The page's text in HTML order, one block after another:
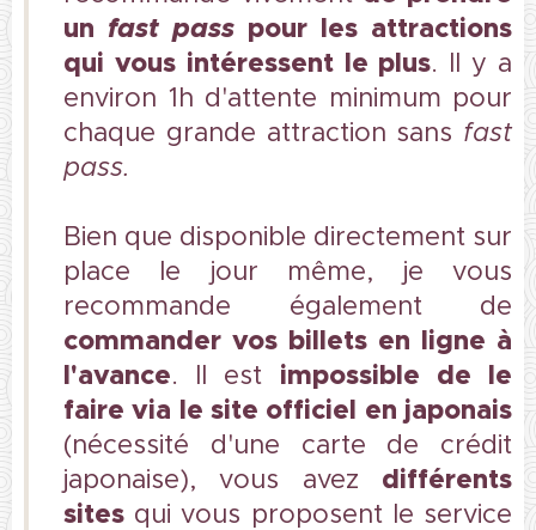
un fast pass pour les attractions
qui vous intéressent le plus. Il y a
environ 1h d'attente minimum pour
chaque grande attraction sans fast
pass.
Bien que disponible directement sur
place le jour même, je vous
recommande également de
commander vos billets en ligne à
l'avance. Il est impossible de le
faire via le site officiel en japonais
(nécessité d'une carte de crédit
japonaise), vous avez différents
sites qui vous proposent le service